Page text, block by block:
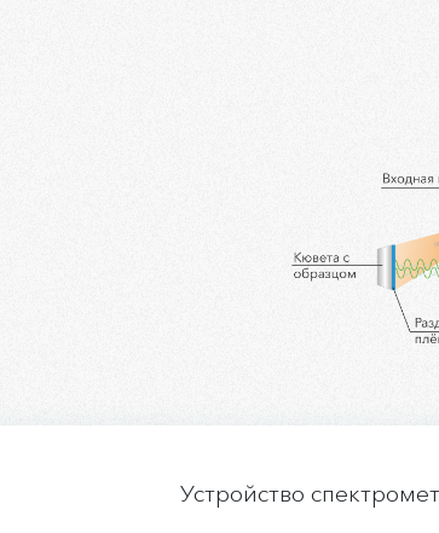
Устройство